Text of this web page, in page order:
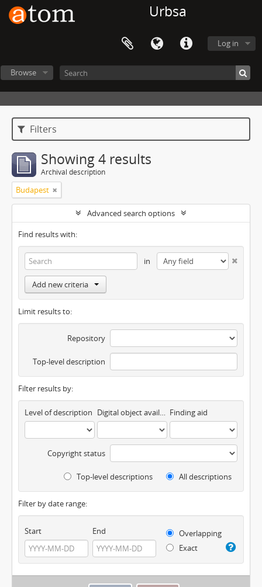
Urbsa
Log in
Browse
Filters
Showing 4 results
Archival description
Budapest
Advanced search options
Find results with:
in
Add new criteria
Limit results to:
Repository
Top-level description
Filter results by:
Level of description Digital object available Finding aid
Copyright status
Top-level descriptions All descriptions
Filter by date range:
Start End
Overlapping
Exact